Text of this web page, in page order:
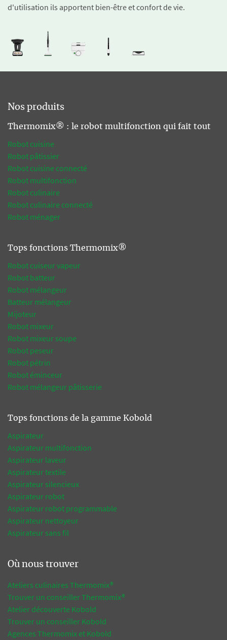
d'utilisation ils apportent bien-être et confort de vie.
Nos produits
Thermomix® : le robot multifonction qui fait tout
Robot cuisine
Robot pâtissier
Robot cuisine connecté
Robot multifonction
Robot culinaire
Robot culinaire connecté
Robot ménager
Tops fonctions Thermomix®
Robot cuiseur vapeur
Robot batteur
Robot mélangeur
Batteur mélangeur
Mijoteur
Robot mixeur
Robot mixeur soupe
Robot peseur
Robot pétrin
Robot éminceur
Robot mélangeur pâtisserie
Tops fonctions de la gamme Kobold
Aspirateur
Aspirateur multifonction
Aspirateur laveur
Aspirateur textile
Aspirateur silencieux
Aspirateur robot
Aspirateur robot programmable
Aspirateur nettoyeur
Aspirateur sans fil
Où nous trouver
Ateliers culinaires Thermomix®
Trouver un conseiller Thermomix®
Atelier découverte Kobold
Trouver un conseiller Kobold
Agences Thermomix et Kobold